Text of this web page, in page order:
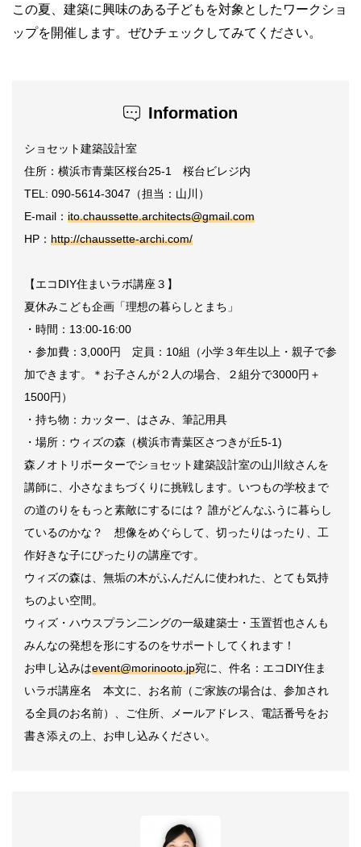
この夏、建築に興味のある子どもを対象としたワークショ
ップを開催します。ぜひチェックしてみてください。
Information
ショセット建築設計室
住所：横浜市青葉区桜台25-1 桜台ビレジ内
TEL: 090-5614-3047（担当：山川）
E-mail： ito.chaussette.architects@gmail.com
HP： http://chaussette-archi.com/
【エコDIY住まいラボ講座３】
夏休みこども企画「理想の暮らしとまち」
・時間：13:00-16:00
・参加費：3,000円 定員：10組（小学３年生以上・親子で参
加できます。＊お子さんが２人の場合、２組分で3000円＋
1500円）
・持ち物：カッター、はさみ、筆記用具
・場所：ウィズの森（横浜市青葉区さつきが丘5-1)
森ノオトリポーターでショセット建築設計室の山川紋さんを
講師に、小さなまちづくりに挑戦します。いつもの学校まで
の道のりをもっと素敵にするには？ 誰がどんなふうに暮らし
ているのかな？ 想像をめぐらして、切ったりはったり、工
作好きな子にぴったりの講座です。
ウィズの森は、無垢の木がふんだんに使われた、とても気持
ちのよい空間。
ウィズ・ハウスプラン二ングの一級建築士・玉置哲也さんも
みんなの発想を形にするのをサポートしてくれます！
お申し込みはevent@morinooto.jp宛に、件名：エコDIY住ま
いラボ講座名 本文に、お名前（ご家族の場合は、参加され
る全員のお名前）、ご住所、メールアドレス、電話番号をお
書き添えの上、お申し込みください。